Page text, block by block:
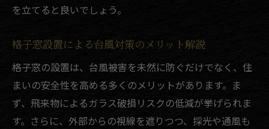
を立てると良いでしょう。
格子窓設置による台風対策のメリット解説
格子窓の設置は、台風被害を未然に防ぐだけでなく、住
まいの安全性を高める多くのメリットがあります。ま
ず、飛来物によるガラス破損リスクの低減が挙げられま
す。さらに、外部からの視線を遮りつつ、採光や通風も